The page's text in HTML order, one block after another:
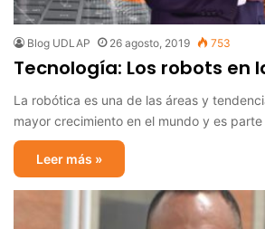
Blog UDLAP 26 agosto, 2019 753
Tecnología: Los robots en
La robótica es una de las áreas y
mayor crecimiento en el mundo y es
Leer más »